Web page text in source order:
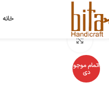
خانه
اتمام موجو
دی